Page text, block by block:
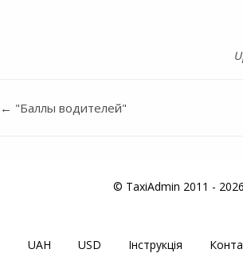
Doc
← "Баллы водителей"
© TaxiAdmin 2011 - 2026
UAH USD Інструкція